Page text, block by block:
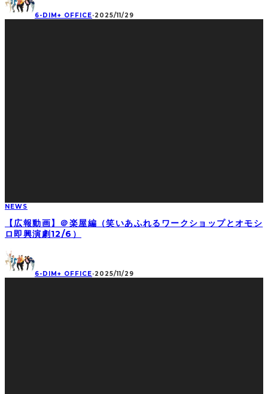
6-DIM+ OFFICE·2025/11/29
NEWS
【広報動画】＠楽屋編（笑いあふれるワークショップとオモシ
ロ即興演劇12/6）
6-DIM+ OFFICE·2025/11/29